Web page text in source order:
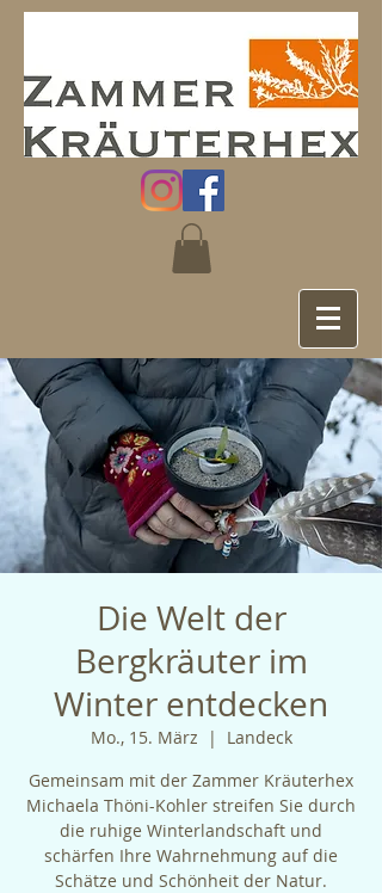
Die Welt der
Bergkräuter im
Winter entdecken
Mo., 15. März
  |
Landeck
Gemeinsam mit der Zammer Kräuterhex
Michaela Thöni-Kohler streifen Sie durch
die ruhige Winterlandschaft und
schärfen Ihre Wahrnehmung auf die
Schätze und Schönheit der Natur.